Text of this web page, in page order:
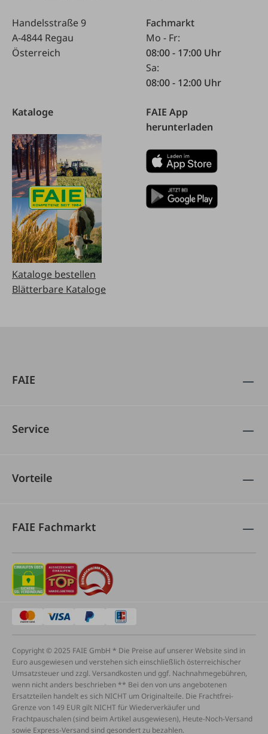
Handelsstraße 9
A-4844 Regau
Österreich
Fachmarkt
Mo - Fr:
08:00 - 17:00 Uhr
Sa:
08:00 - 12:00 Uhr
Kataloge
Kataloge bestellen
Blätterbare Kataloge
FAIE App
herunterladen
FAIE
Service
Vorteile
FAIE Fachmarkt
Copyright © 2025 FAIE GmbH * Die Preise auf unserer Website sind in
Euro ausgewiesen und verstehen sich einschließlich österreichischer
Umsatzsteuer und zzgl. Versandkosten und ggf. Nachnahmegebühren,
wenn nicht anders beschrieben ** Bei den von uns angebotenen
Ersatzteilen handelt es sich NICHT um Originalteile. Die Frachtfrei-
Grenze von 149 EUR gilt NICHT für Wiederverkäufer und
Frachtpauschalen (sind beim Artikel ausgewiesen), Heute-Noch-Versand
sowie Express-Versand sind gesondert zu bezahlen.